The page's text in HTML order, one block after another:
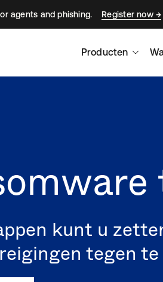
agents and phishing. Register now
Producten
kunt u
tegen te